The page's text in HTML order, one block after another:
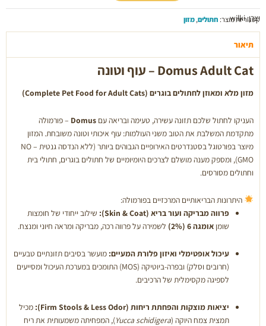
עוף
וטונה
ק"ג
יצרן: wilki
קטגוריות מוצר: חתולים,מזון
תיאור
Domus Adult Cat – עוף וטונה
מזון מלא ומאוזן לחתולים בוגרים (Complete Pet Food for Adult Cats)
העניקו לחתול שלכם תזונה עשירה, טעימה ובריאה עם Domus – פורמולה
מתקדמת המשלבת את הטוב משני העולמות: עוף איכותי וטונה משובחת. המזון
מיוצר בפורטוגל בסטנדרטים האירופיים הגבוהים ביותר (ללא הנדסה גנטית – NO
GMO), ומספק מענה מושלם לצרכים היומיומיים של חתולים בוגרים, חתולי בית
וחתולים מסורסים.
היתרונות הבריאותיים המרכזיים בפורמולה:
פרווה מבריקה ועור בריא (Skin & Coat):
שילוב ייחודי של חומצות
שומןאומגה 6 (2%) לשמירה על פרווה רכה, מבריקה ומראה חיוני ומנצח.
עיכול אופטימלי ואיזון פלורת המעיים: מועשר בסיבים תזונתיים טבעיים
(חרובים וסלק) ובפרה-ביוטיקה (MOS) התומכים במערכת העיכול ומסייעים
לספיגה מקסימלית של הרכיבים.
יציאות מוצקות והפחתת ריחות (Firm Stools & Less Odor):
מכיל
תמצית צמח היוקה (Yucca schidigera), המפחיתה משמעותית את ריח